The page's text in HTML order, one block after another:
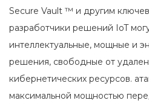
Secure Vault ™ и другим
разработчики решений IoT
интеллектуальные, мощные и
решения, свободные от
кибернетических ресурсов.
максимальной мощностью